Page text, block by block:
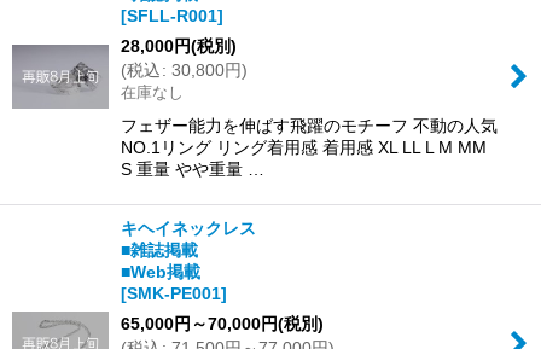
絞り込む
[SFLL-R001]
28,000円(税別)
(税込: 30,800円)
在庫なし
フェザー能力を伸ばす飛躍のモチーフ 不動の人気
NO.1リング リング着用感 着用感 XL LL L M MM
S 重量 やや重量 …
キヘイネックレス
■雑誌掲載
■Web掲載
[SMK-PE001]
65,000円 ～70,000円(税別)